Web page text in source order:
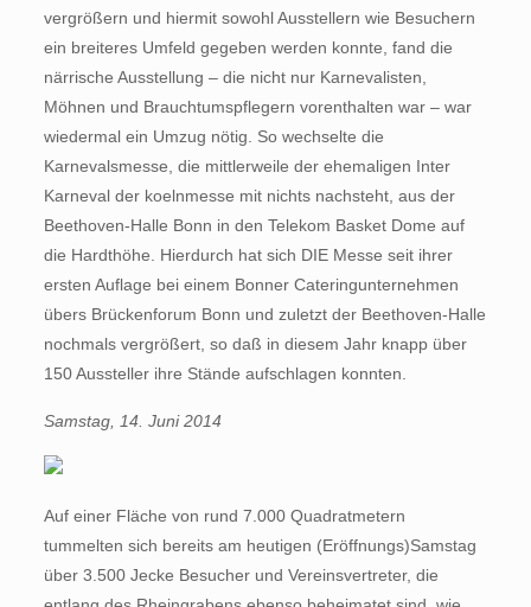
vergrößern und hiermit sowohl Ausstellern wie Besuchern
ein breiteres Umfeld gegeben werden konnte, fand die
närrische Ausstellung – die nicht nur Karnevalisten,
Möhnen und Brauchtumspflegern vorenthalten war – war
wiedermal ein Umzug nötig. So wechselte die
Karnevalsmesse, die mittlerweile der ehemaligen Inter
Karneval der koelnmesse mit nichts nachsteht, aus der
Beethoven-Halle Bonn in den Telekom Basket Dome auf
die Hardthöhe. Hierdurch hat sich DIE Messe seit ihrer
ersten Auflage bei einem Bonner Cateringunternehmen
übers Brückenforum Bonn und zuletzt der Beethoven-Halle
nochmals vergrößert, so daß in diesem Jahr knapp über
150 Aussteller ihre Stände aufschlagen konnten.
Samstag, 14. Juni 2014
Auf einer Fläche von rund 7.000 Quadratmetern
tummelten sich bereits am heutigen (Eröffnungs)Samstag
über 3.500 Jecke Besucher und Vereinsvertreter, die